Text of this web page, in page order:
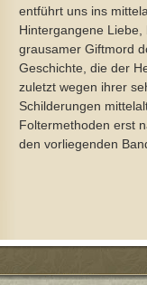
entführt uns ins
Hintergangene
grausamer Giftmord
Geschichte, die der
zuletzt wegen ihrer
Schilderungen
Foltermethoden erst
den vorliegenden